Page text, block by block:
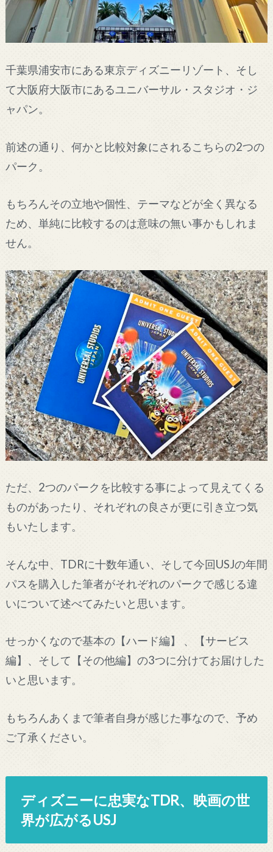
千葉県浦安市にある東京ディズニーリゾート、そし
て大阪府大阪市にあるユニバーサル・スタジオ・ジ
ャパン。
前述の通り、何かと比較対象にされるこちらの2つの
パーク。
もちろんその立地や個性、テーマなどが全く異なる
ため、単純に比較するのは意味の無い事かもしれま
せん。
ただ、2つのパークを比較する事によって見えてくる
ものがあったり、それぞれの良さが更に引き立つ気
もいたします。
そんな中、TDRに十数年通い、そして今回USJの年間
パスを購入した筆者がそれぞれのパークで感じる違
いについて述べてみたいと思います。
せっかくなので基本の【ハード編】 、【サービス
編】、そして【その他編】の3つに分けてお届けした
いと思います。
もちろんあくまで筆者自身が感じた事なので、予め
ご了承ください。
ディズニーに忠実なTDR、映画の世
界が広がるUSJ